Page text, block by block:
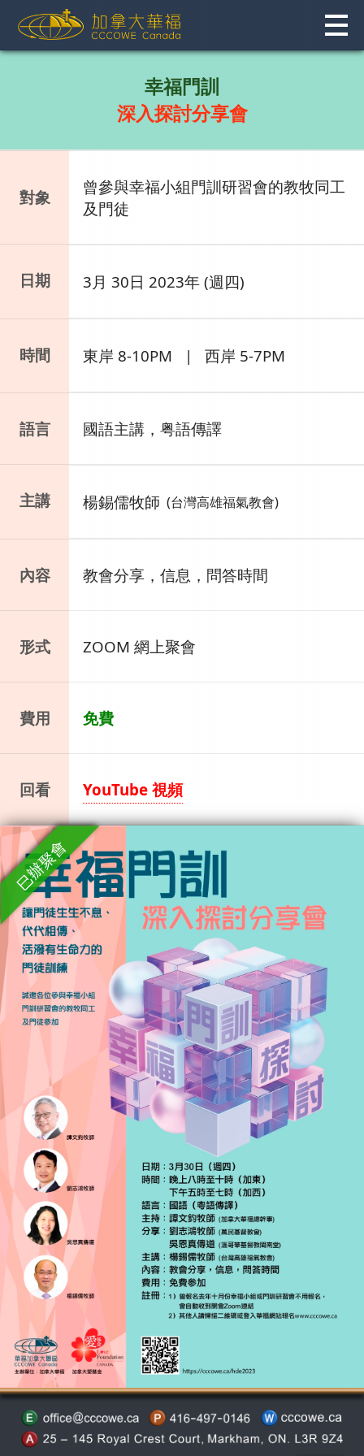
content
幸福門訓
深入探討分享會
對象
曾參與幸福小組門訓研習會的教牧同工
及門徒
日期 3月 30日 2023年 (週四)
時間 東岸 8-10PM | 西岸 5-7PM
語言 國語主講，粤語傳譯
主講 楊錫儒牧師 (台灣高雄福氣教會)
內容 教會分享，信息，問答時間
形式 ZOOM 網上聚會
費用 免費
回看 YouTube 視頻